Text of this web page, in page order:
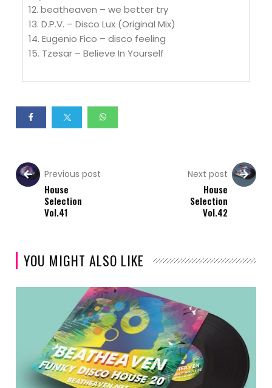
12. beatheaven – we better try
13. D.P.V. – Disco Lux (Original Mix)
14. Eugenio Fico – disco feeling
15. Tzesar – Believe In Yourself
Previous post
House
Selection
Vol.41
Next post
House
Selection
Vol.42
YOU MIGHT ALSO LIKE